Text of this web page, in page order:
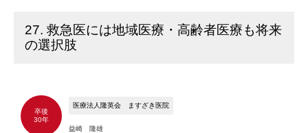
27. 救急医には地域医療・高齢者医療も将来
の選択肢
卒後
30年
医療法人隆英会 ますざき医院
益崎 隆雄